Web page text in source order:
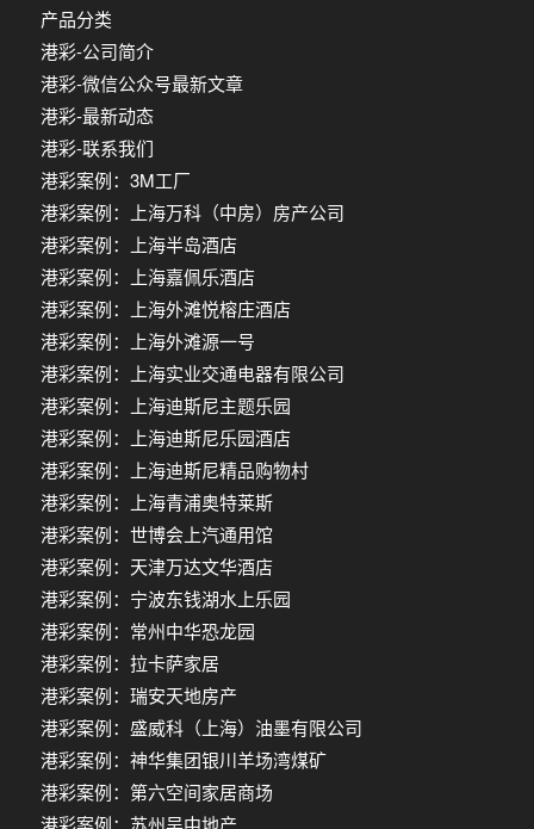
产品分类
港彩-公司简介
港彩-微信公众号最新文章
港彩-最新动态
港彩-联系我们
港彩案例：3M工厂
港彩案例：上海万科（中房）房产公司
港彩案例：上海半岛酒店
港彩案例：上海嘉佩乐酒店
港彩案例：上海外滩悦榕庄酒店
港彩案例：上海外滩源一号
港彩案例：上海实业交通电器有限公司
港彩案例：上海迪斯尼主题乐园
港彩案例：上海迪斯尼乐园酒店
港彩案例：上海迪斯尼精品购物村
港彩案例：上海青浦奥特莱斯
港彩案例：世博会上汽通用馆
港彩案例：天津万达文华酒店
港彩案例：宁波东钱湖水上乐园
港彩案例：常州中华恐龙园
港彩案例：拉卡萨家居
港彩案例：瑞安天地房产
港彩案例：盛威科（上海）油墨有限公司
港彩案例：神华集团银川羊场湾煤矿
港彩案例：第六空间家居商场
港彩案例：苏州吴中地产